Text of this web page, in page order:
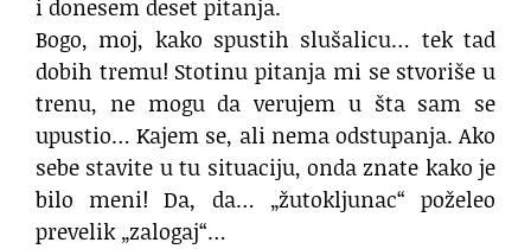
i donesem deset pitanja.
Bogo, moj, kako spustih slušalicu… tek tad
dobih tremu! Stotinu pitanja mi se stvoriše u
trenu, ne mogu da verujem u šta sam se
upustio… Kajem se, ali nema odstupanja. Ako
sebe stavite u tu situaciju, onda znate kako je
bilo meni! Da, da… „žutokljunac“ poželeo
prevelik „zalogaj“…